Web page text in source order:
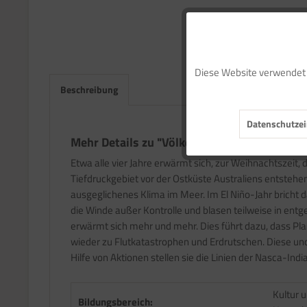
Beschreibung
Mehr Details zu "Völker in Amerika"
Etwa alle vier Jahre erwärmt sich, zur
Tiefdruckgebiet vor der Ostküste Australiens
ausgeglichenes Klima im Meer. Im El Niño-Jahr bricht
die Winde außer Kontrolle und blasen teilweise in
erwärmt sich mehr und mehr. Dies führt dazu, dass
wieder zu Flutkatastrophen und Erdrutschen. Diese
Hilfe von Aktionen stellen sie die Linien der Nasca-
Bildungsbereich:
Kultur
Service
Diese Website